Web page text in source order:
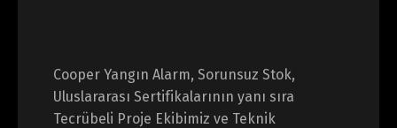
Cooper Yangın Alarm, Sorunsuz Stok,
Uluslararası Sertifikalarının yanı sıra
Tecrübeli Proje Ekibimiz ve Teknik